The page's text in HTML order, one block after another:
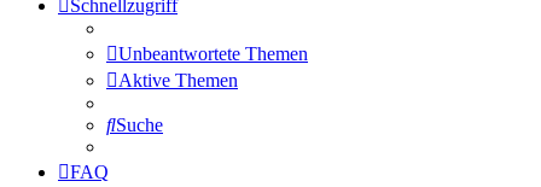
Schnellzugriff
Unbeantwortete Themen
Aktive Themen
Suche
FAQ